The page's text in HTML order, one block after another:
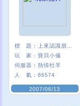
標 題：
玩 家： 寶貝小儀
伺服器： 熱情牡羊
人 氣： 86574
2007/06/13